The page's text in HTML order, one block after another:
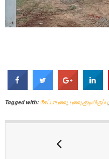
Tagged with: கேப்பாபுலவு, புலவு குடியிருப்பு,